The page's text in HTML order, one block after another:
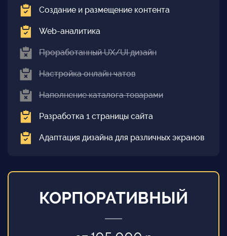
Создание и размещение контента
Web-аналитика
Проработанный UX/UI дизайн
Настройка онлайн чатов
Наполнение каталога товарами
Разработка 1 страницы сайта
Адаптация дизайна для различных экранов
КОРПОРАТИВНЫЙ